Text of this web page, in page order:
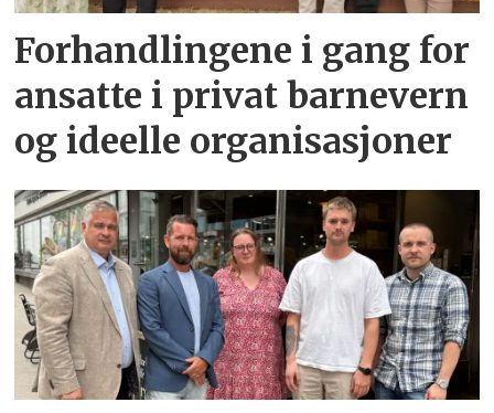
Forhandlingene i gang for
ansatte i privat barnevern
og ideelle organisasjoner